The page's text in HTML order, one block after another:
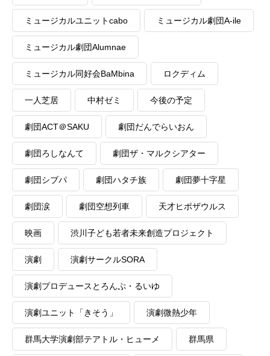
ミュージカルユニットcabo ミュージカル劇団A-ile
ミュージカル劇団Alumnae
ミュージカル同好会BaMbina ロクディム
一人芝居 中村ゼミ 今後の予定
劇団ACT＠SAKU 劇団だんでらいおん
劇団ろしなんて 劇団ザ・マルクシアター
劇団シブパ 劇団ハタチ族 劇団夢十字星
劇団涙 劇団空想列車 天才ヒポザウルス
映画 渋川子ども若者未来創造プロジェクト
演劇 演劇サークルSORA
演劇プロデュースとろんぷ・るいゆ
演劇ユニット「きそう」 演劇微熱少年
群馬大学演劇部テアトル・ヒューメ 群馬県